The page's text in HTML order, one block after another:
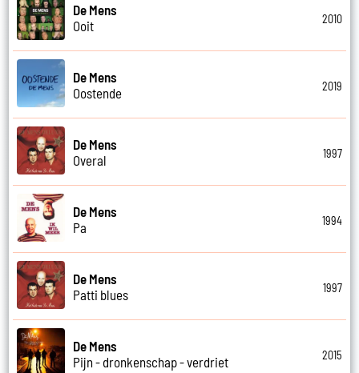
De Mens
Ooit
2010
De Mens
Oostende
2019
De Mens
Overal
1997
De Mens
Pa
1994
De Mens
Patti blues
1997
De Mens
Pijn - dronkenschap - verdriet
2015